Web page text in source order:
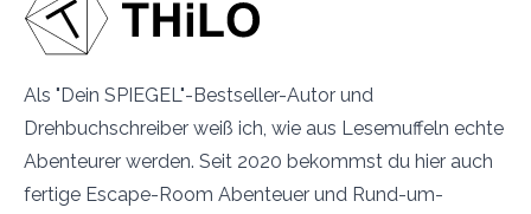
Als "Dein SPIEGEL"-Bestseller-Autor und
Drehbuchschreiber weiß ich, wie aus Lesemuffeln echte
Abenteurer werden. Seit 2020 bekommst du hier auch
fertige Escape-Room Abenteuer und Rund-um-